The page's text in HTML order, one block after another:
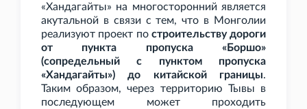
«Хандагайты» на многосторонний является
акутальной в связи с тем, что в Монголии
реализуют проект по строительству дороги
от пункта пропуска «Боршо»
(сопредельный с пунктом пропуска
«Хандагайты») до китайской границы.
Таким образом, через территорию Тывы в
последующем может проходить